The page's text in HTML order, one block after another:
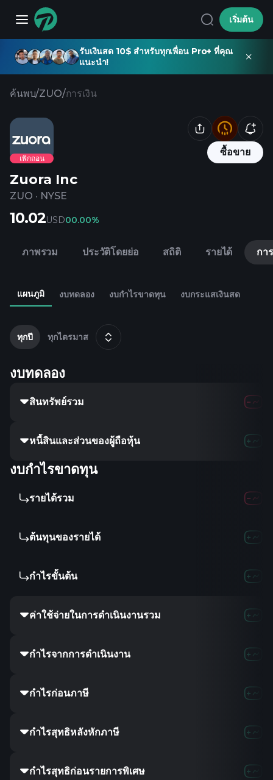
เริ่มต้น
รับเงินสด 10$ สำหรับทุกเพื่อน Pro+ ที่คุณ
แนะนำ!
ค้นพบ/ZUO/การเงิน
เพิกถอน
ซื้อขาย
Zuora Inc
ZUO · NYSE
10.02USD00.00%
ภาพรวม ประวัติโดยย่อ สถิติ รายได้ กา
แผนภูมิ งบทดลอง งบกำไรขาดทุน งบกระแสเงินสด
ทุกปี ทุกไตรมาส
งบทดลอง
สินทรัพย์รวม
หนี้สินและส่วนของผู้ถือหุ้น
งบกำไรขาดทุน
รายได้รวม
ต้นทุนของรายได้
กำไรขั้นต้น
ค่าใช้จ่ายในการดำเนินงานรวม
กำไรจากการดำเนินงาน
กำไรก่อนภาษี
กำไรสุทธิหลังหักภาษี
กำไรสุทธิก่อนรายการพิเศษ